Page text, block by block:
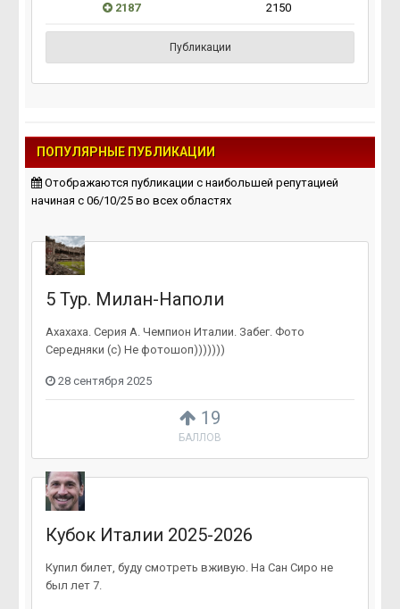
2187 2150
Публикации
ПОПУЛЯРНЫЕ ПУБЛИКАЦИИ
Отображаются публикации с наибольшей репутацией
начиная с 06/10/25 во всех областях
19
БАЛЛОВ
5 Тур. Милан-Наполи
Ахахаха. Серия А. Чемпион Италии. Забег. Фото
Середняки (с) Не фотошоп)))))))
28 сентября 2025
Кубок Италии 2025-2026
Купил билет, буду смотреть вживую. На Сан Сиро не
был лет 7.